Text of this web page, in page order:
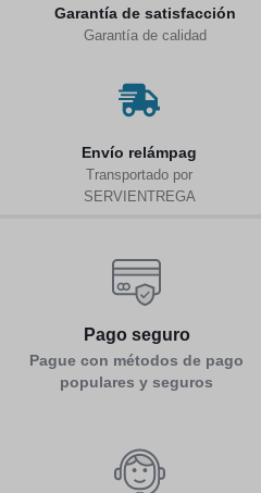
Garantía de satisfacción
Garantía de calidad
Envío relámpag
Transportado por
SERVIENTREGA
Pago seguro
Pague con métodos de pago
populares y seguros